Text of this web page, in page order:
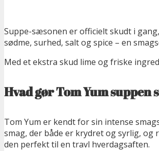
Suppe-sæsonen er officielt skudt i
sødme, surhed, salt og spice – en
Med et ekstra skud lime og friske
Hvad gør Tom Yum suppen
Tom Yum er kendt for sin intense
smag, der både er krydret og syrlig, og
den perfekt til en travl hverdagsaften.